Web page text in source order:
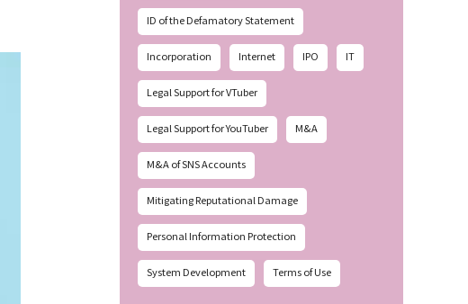
ID of the Defamatory Statement
Incorporation Internet IPO IT
Legal Support for VTuber
Legal Support for YouTuber M&A
M&A of SNS Accounts
Mitigating Reputational Damage
Personal Information Protection
System Development Terms of Use